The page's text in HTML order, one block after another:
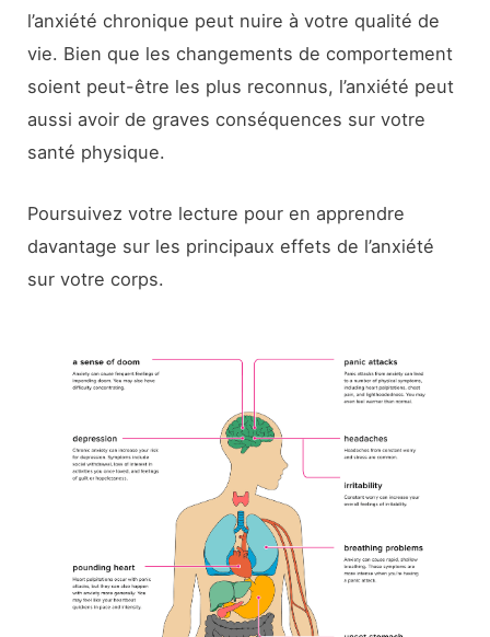
l’anxiété chronique peut nuire à votre qualité de
vie. Bien que les changements de comportement
soient peut-être les plus reconnus, l’anxiété peut
aussi avoir de graves conséquences sur votre
santé physique.
Poursuivez votre lecture pour en apprendre
davantage sur les principaux effets de l’anxiété
sur votre corps.